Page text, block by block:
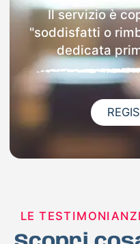
Il servizio è
"soddisfatti o
dedicata
LE